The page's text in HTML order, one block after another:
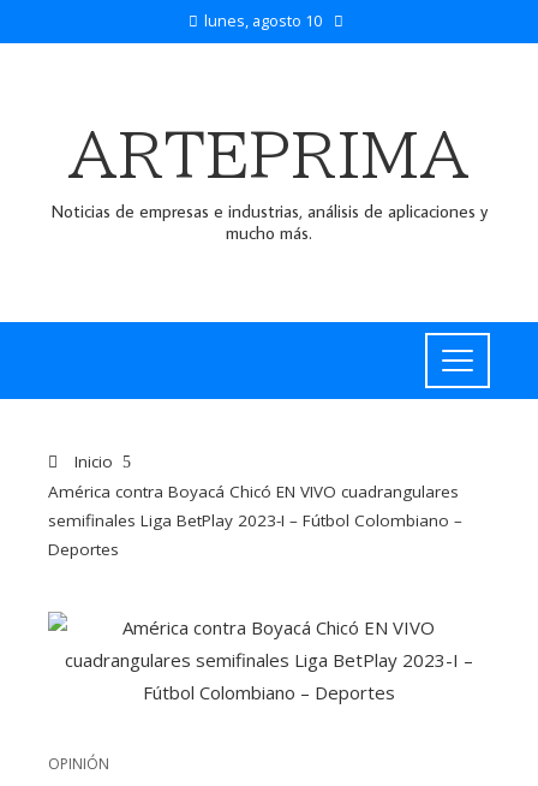
lunes, agosto 10
ARTEPRIMA
Noticias de empresas e industrias, análisis de aplicaciones y
mucho más.
Inicio
América contra Boyacá Chicó EN VIVO cuadrangulares
semifinales Liga BetPlay 2023-I – Fútbol Colombiano –
Deportes
OPINIÓN